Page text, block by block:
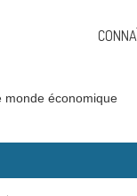
monde économique